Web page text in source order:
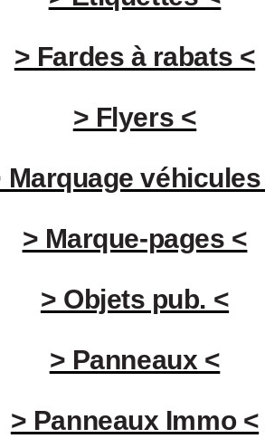
> Fardes à rabats <
> Flyers <
Marquage
> Marque-pages <
> Objets pub. <
> Panneaux <
> Panneaux Immo <